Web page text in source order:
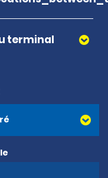
terminal